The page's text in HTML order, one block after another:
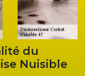
du
Nuisible